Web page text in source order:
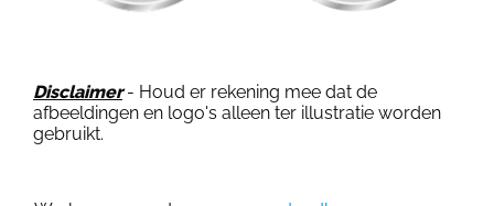
Disclaimer- Houd er rekening mee dat de
afbeeldingen en logo's alleen ter illustratie worden
gebruikt.